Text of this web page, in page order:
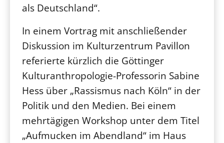
als Deutschland“.
In einem Vortrag mit anschließender
Diskussion im Kulturzentrum Pavillon
referierte kürzlich die Göttinger
Kulturanthropologie-Professorin Sabine
Hess über „Rassismus nach Köln“ in der
Politik und den Medien. Bei einem
mehrtägigen Workshop unter dem Titel
„Aufmucken im Abendland“ im Haus